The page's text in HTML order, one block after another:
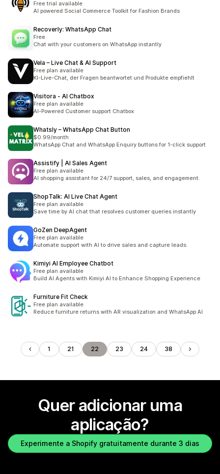
Free trial available
AI powered Social Commerce Toolkit for Fashion Brands
Recoverly: WhatsApp Chat
Free
Chat with your customers on WhatsApp instantly
Vela – Live Chat & AI Support
Free plan available
KI-Live-Chat, der Fragen beantwortet und Produkte empfiehlt
Visitora ‑ AI Chatbox
Free plan available
AI-Powered Customer support Chatbox
Whatsly – WhatsApp Chat Button
$0.99/month
WhatsApp Chat and WhatsApp Enquiry buttons for 1-click support
Assistify | AI Sales Agent
Free plan available
AI shopping assistant for 24/7 support, sales, and engagement.
ShopTalk: AI Live Chat Agent
Free plan available
Save time by AI chat that resolves customer queries instantly
GoZen DeepAgent
Free plan available
Automate support with AI to drive sales and capture leads.
Kimiyi AI Employee Chatbot
Free plan available
Build AI Agents with Kimiyi AI to Enhance Shopping Experience
Furniture Fit Check
Free plan available
Reduce furniture returns with AR visualization and WhatsApp AI
1 21 22 23 24 38
Quer adicionar uma
aplicação?
Experimente a Shopify gratuitamente durante 3 dias